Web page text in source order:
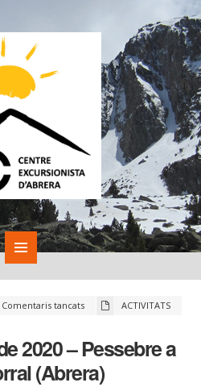
Comentaris tancatsa
13
de
2020
–
Pessebre
a
la
ACTIVITATS
2020 – Pessebre a
(Abrera)